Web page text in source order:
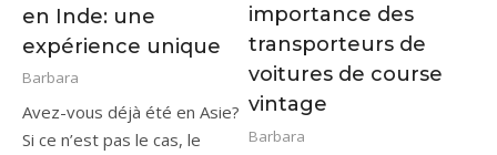
en Inde: une
expérience unique
Barbara
Avez-vous déjà été en Asie?
Si ce n’est pas le cas, le
importance des
transporteurs de
voitures de course
vintage
Barbara